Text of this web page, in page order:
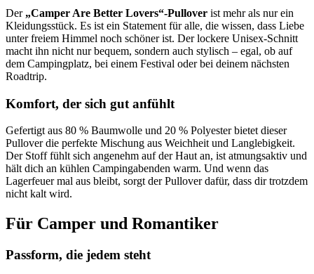
Der „Camper Are Better Lovers“-Pullover ist mehr als nur ein
Kleidungsstück. Es ist ein Statement für alle, die wissen, dass Liebe
unter freiem Himmel noch schöner ist. Der lockere Unisex-Schnitt
macht ihn nicht nur bequem, sondern auch stylisch – egal, ob auf
dem Campingplatz, bei einem Festival oder bei deinem nächsten
Roadtrip.
Komfort, der sich gut anfühlt
Gefertigt aus 80 % Baumwolle und 20 % Polyester bietet dieser
Pullover die perfekte Mischung aus Weichheit und Langlebigkeit.
Der Stoff fühlt sich angenehm auf der Haut an, ist atmungsaktiv und
hält dich an kühlen Campingabenden warm. Und wenn das
Lagerfeuer mal aus bleibt, sorgt der Pullover dafür, dass dir trotzdem
nicht kalt wird.
Für Camper und Romantiker
Passform, die jedem steht